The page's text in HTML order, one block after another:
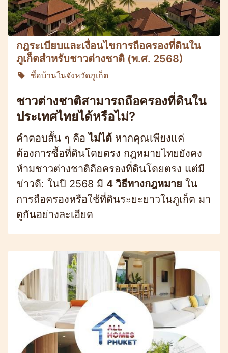
กฎระเบียบและเงื่อนไขการถือครองที่ดินใน
ภูเก็ตสำหรับชาวต่างชาติ (พ.ศ. 2568)
ซื้อบ้านในจังหวัดภูเก็ต
ชาวต่างชาติสามารถถือครองที่ดินใน
ประเทศไทยได้หรือไม่?
คำตอบสั้น ๆ คือไม่ได้ หากคุณเพียงแค่
ต้องการซื้อที่ดินโดยตรง กฎหมายไทยยังคง
ห้ามชาวต่างชาติถือครองที่ดินโดยตรง แต่มี
ข่าวดี: ในปี 2568 มี 4 วิธีทางกฎหมาย ใน
การถือครองหรือใช้ที่ดินระยะยาวในภูเก็ต มา
ดูกันอย่างละเอียด